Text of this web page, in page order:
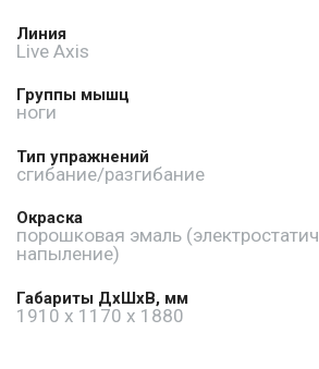
Линия
Live Axis
Группы мышц
ноги
Тип упражнений
сгибание/разгибание
Окраска
порошковая эмаль
напыление)
Габариты ДхШхВ, мм
1910 x 1170 x 1880